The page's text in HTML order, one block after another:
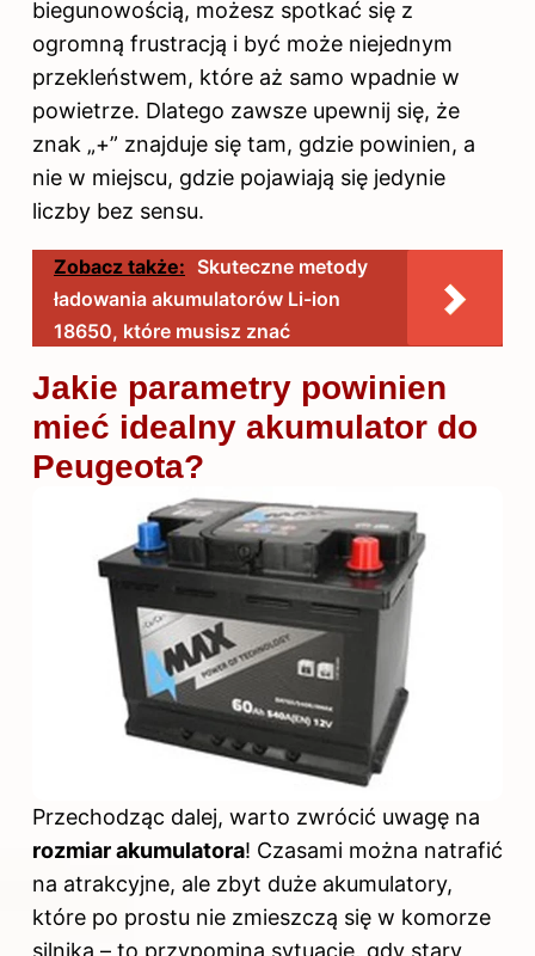
biegunowością, możesz spotkać się z
ogromną frustracją i być może niejednym
przekleństwem, które aż samo wpadnie w
powietrze. Dlatego zawsze upewnij się, że
znak „+” znajduje się tam, gdzie powinien, a
nie w miejscu, gdzie pojawiają się jedynie
liczby bez sensu.
Zobacz także: Skuteczne metody
ładowania akumulatorów Li-ion
18650, które musisz znać
Jakie parametry powinien
mieć idealny akumulator do
Peugeota?
Przechodząc dalej, warto zwrócić uwagę na
rozmiar akumulatora! Czasami można natrafić
na atrakcyjne, ale zbyt duże akumulatory,
które po prostu nie zmieszczą się w komorze
silnika – to przypomina sytuację, gdy stary